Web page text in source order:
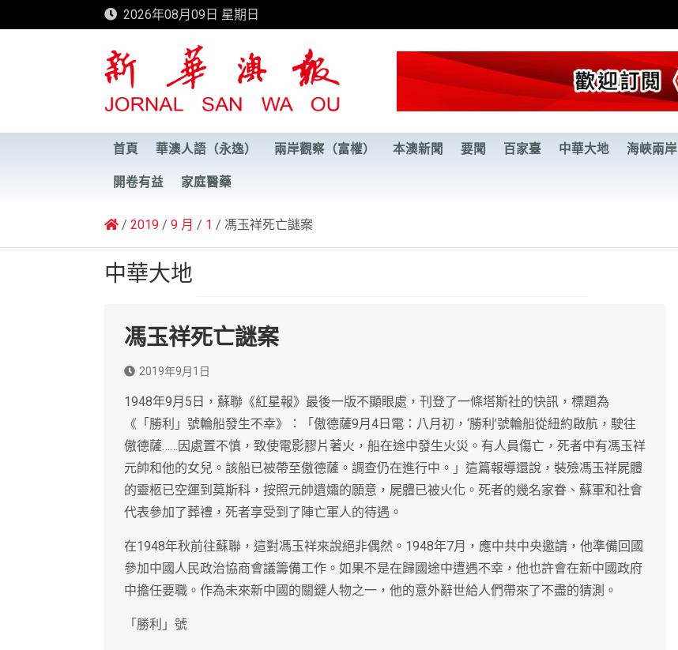
to
2026年08月09日 星期日
新華澳報
首頁 華澳人語（永逸） 兩岸觀察（富權） 本澳新聞 要聞 百家臺 中華大地 海峽兩岸
開卷有益 家庭醫藥
2019 9 月 1 馮玉祥死亡謎案
中華大地
馮玉祥死亡謎案
2019年9月1日
1948年9月5日，蘇聯《紅星報》最後一版不顯眼處，刊登了一條塔斯社的快訊，標題為
《「勝利」號輪船發生不幸》：「傲德薩9月4日電：八月初，‘勝利’號輪船從紐約啟航，駛往
傲德薩……因處置不慎，致使電影膠片著火，船在途中發生火災。有人員傷亡，死者中有馮玉祥
元帥和他的女兒。該船已被帶至傲德薩。調查仍在進行中。」這篇報導還說，裝殮馮玉祥屍體
的靈柩已空運到莫斯科，按照元帥遺孀的願意，屍體已被火化。死者的幾名家眷、蘇軍和社會
代表參加了葬禮，死者享受到了陣亡軍人的待遇。
在1948年秋前往蘇聯，這對馮玉祥來說絕非偶然。1948年7月，應中共中央邀請，他準備回國
參加中國人民政治協商會議籌備工作。如果不是在歸國途中遭遇不幸，他也許會在新中國政府
中擔任要職。作為未來新中國的關鍵人物之一，他的意外辭世給人們帶來了不盡的猜測。
「勝利」號